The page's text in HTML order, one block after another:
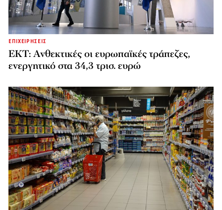
ΕΠΙΧΕΙΡΗΣΕΙΣ
ΕΚΤ: Ανθεκτικές οι ευρωπαϊκές τράπεζες,
ενεργητικό στα 34,3 τρισ. ευρώ